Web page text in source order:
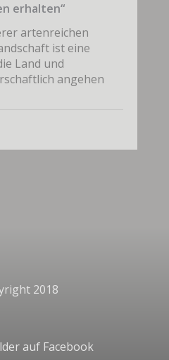
erhalten“
artenreichen
ist eine
Land und
angehen
2018
auf Facebook